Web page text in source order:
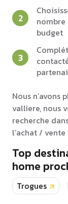
budget
Nous
valliere, nous
recherche
l’achat /
Top
home
Trogues